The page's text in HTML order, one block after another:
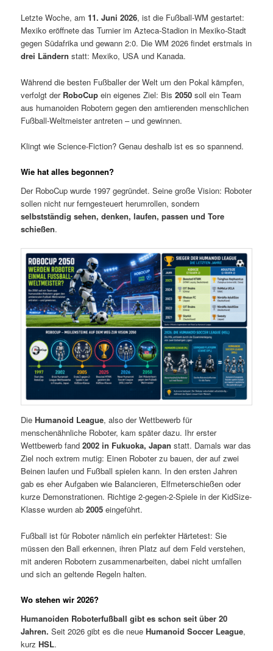
Letzte Woche, am11. Juni 2026, ist die Fußball-WM gestartet:
Mexiko eröffnete das Turnier im Azteca-Stadion in Mexiko-Stadt
gegen Südafrika und gewann 2:0. Die WM 2026 findet erstmals in
drei Ländern statt: Mexiko, USA und Kanada.
Während die besten Fußballer der Welt um den Pokal kämpfen,
verfolgt der RoboCup ein eigenes Ziel: Bis2050 soll ein Team
aus humanoiden Robotern gegen den amtierenden menschlichen
Fußball-Weltmeister antreten – und gewinnen.
Klingt wie Science-Fiction? Genau deshalb ist es so spannend.
Wie hat alles begonnen?
Der RoboCup wurde 1997 gegründet. Seine große Vision: Roboter
sollen nicht nur ferngesteuert herumrollen, sondern
selbstständig sehen, denken, laufen, passen und Tore
schießen.
DieHumanoid League, also der Wettbewerb für
menschenähnliche Roboter, kam später dazu. Ihr erster
Wettbewerb fand2002 in Fukuoka, Japan statt. Damals war das
Ziel noch extrem mutig: Einen Roboter zu bauen, der auf zwei
Beinen laufen und Fußball spielen kann. In den ersten Jahren
gab es eher Aufgaben wie Balancieren, Elfmeterschießen oder
kurze Demonstrationen. Richtige 2-gegen-2-Spiele in der KidSize-
Klasse wurden ab2005 eingeführt.
Fußball ist für Roboter nämlich ein perfekter Härtetest: Sie
müssen den Ball erkennen, ihren Platz auf dem Feld verstehen,
mit anderen Robotern zusammenarbeiten, dabei nicht umfallen
und sich an geltende Regeln halten.
Wo stehen wir 2026?
Humanoiden Roboterfußball gibt es schon seit über 20
Jahren. Seit 2026 gibt es die neueHumanoid Soccer League,
kurzHSL.